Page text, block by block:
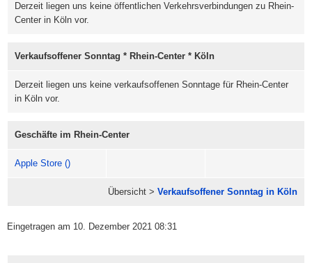
Derzeit liegen uns keine öffentlichen Verkehrsverbindungen zu Rhein-
Center in Köln vor.
Verkaufsoffener Sonntag * Rhein-Center * Köln
Derzeit liegen uns keine verkaufsoffenen Sonntage für Rhein-Center
in Köln vor.
Geschäfte im Rhein-Center
Apple Store ()
Übersicht > Verkaufsoffener Sonntag in Köln
Eingetragen am 10. Dezember 2021 08:31